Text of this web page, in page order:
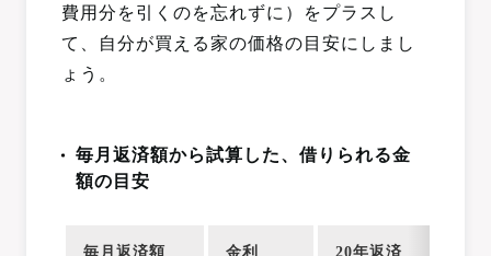
費用分を引くのを忘れずに）をプラスし
て、自分が買える家の価格の目安にしまし
ょう。
毎月返済額から試算した、借りられる金
額の目安
毎月返済額 金利 20年返済